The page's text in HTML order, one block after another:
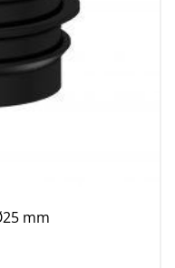
mm